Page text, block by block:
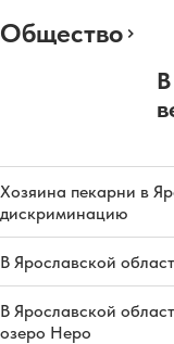
Общество
Хозяина пекарни в
дискриминацию
В Ярославской
В Ярославской
озеро Неро